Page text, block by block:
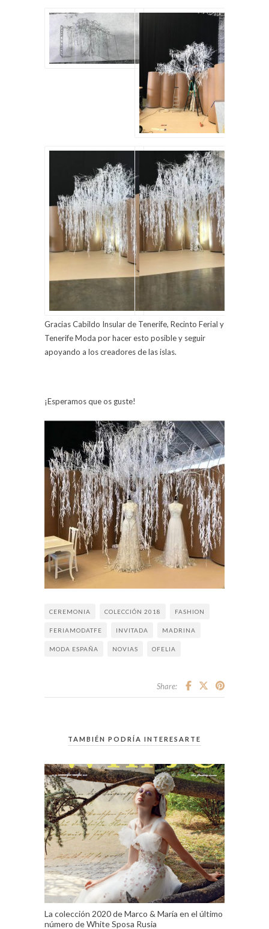
Gracias Cabildo Insular de Tenerife, Recinto Ferial y
Tenerife Moda por hacer esto posible y seguir
apoyando a los creadores de las islas.
¡Esperamos que os guste!
CEREMONIA COLECCIÓN 2018 FASHION
FERIAMODATFE INVITADA MADRINA
MODA ESPAÑA NOVIAS OFELIA
Share:
TAMBIÉN PODRÍA INTERESARTE
La colección 2020 de Marco & María en el último
número de White Sposa Rusia